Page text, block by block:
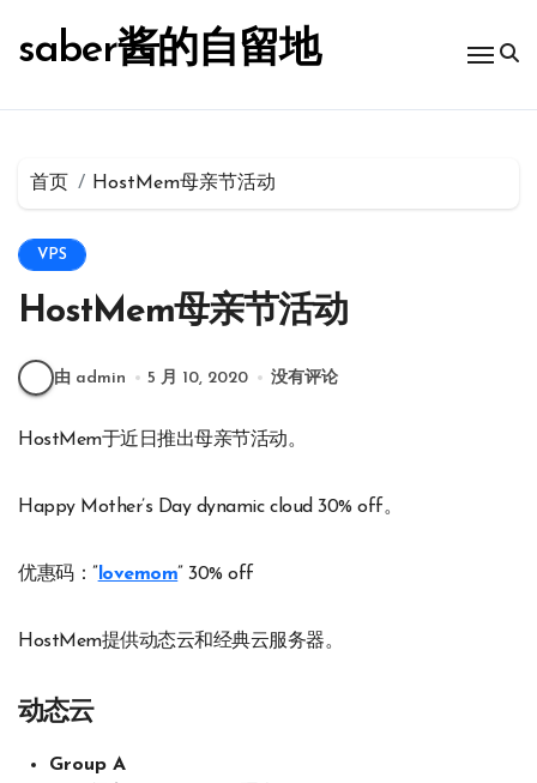
saber酱的自留地
首页 HostMem母亲节活动
VPS
HostMem母亲节活动
由 admin 5 月 10, 2020 没有评论
HostMem于近日推出母亲节活动。
Happy Mother’s Day dynamic cloud 30% off。
优惠码：”lovemom” 30% off
HostMem提供动态云和经典云服务器。
动态云
Group A